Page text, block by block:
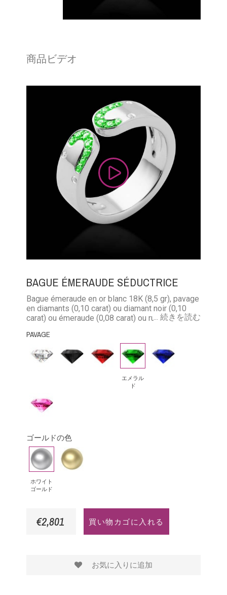
商品ビデオ
BAGUE ÉMERAUDE SÉDUCTRICE
Bague émeraude en or blanc 18K (8,5 gr), pavage
en diamants (0,10 carat) ou diamant noir (0,10
carat) ou émeraude (0,08 carat) ou rubis (0,11
(0,11 carat)
... 続きを読む
PAVAGE
ダ
ン
ブ
ラ
ア
モ
ン
ル
ビ
エ
メ
ラ
エメラル
ド
ブ
ル
ピ
ン
サ
フ
ァ
イ
ア
ゴールドの色
ホ
ワ
イ
ト
ー
ホワイト
ゴールド
イ
エ
ー
€2,801 買い物カゴに入れる
お気に入りに追加